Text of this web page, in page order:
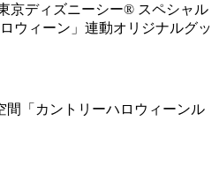
京ディズニーシー® スペシャル
ウィーン」連動オリジナルグッ
間「カントリーハロウィーンル